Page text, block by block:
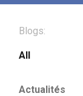
Blogs:
All
Actualités